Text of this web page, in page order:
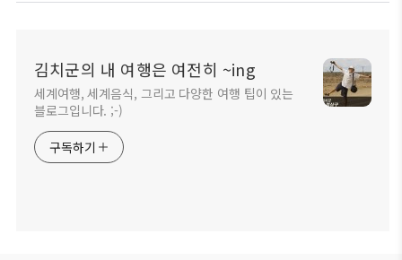
김치군의 내 여행은 여전히 ~ing
세계여행, 세계음식, 그리고 다양한 여행 팁이 있는
블로그입니다. ;-)
구독하기